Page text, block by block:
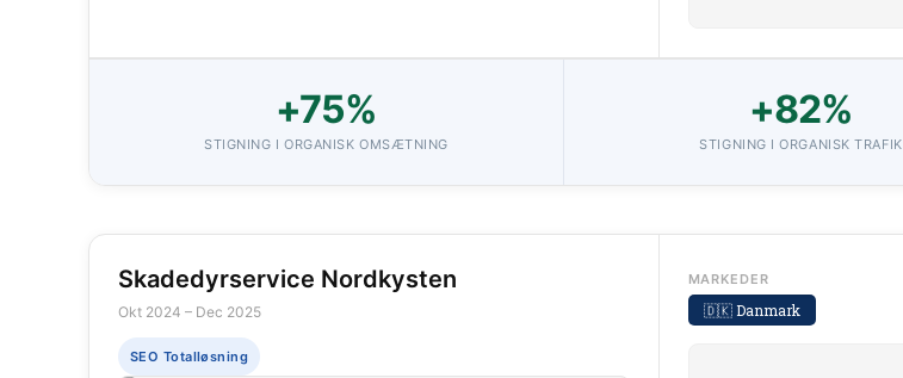
+75%
STIGNING I ORGANISK OMSÆTNING
+82%
STIGNING I ORGANISK TRAFIK
Skadedyrservice Nordkysten
Okt 2024 – Dec 2025
SEO Totalløsning
MARKEDER
🇩🇰 Danmark